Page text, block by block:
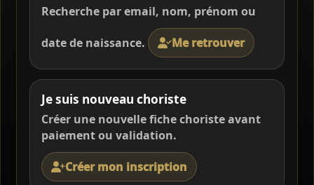
Recherche par email, nom, prénom ou
date de naissance. Me retrouver
Je suis nouveau choriste
Créer une nouvelle fiche choriste avant
paiement ou validation.
Créer mon inscription